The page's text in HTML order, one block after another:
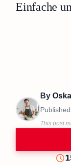
Einfache
By
Published
This post